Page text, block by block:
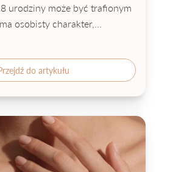
urodziny może być trafionym
osobisty charakter,...
do artykułu